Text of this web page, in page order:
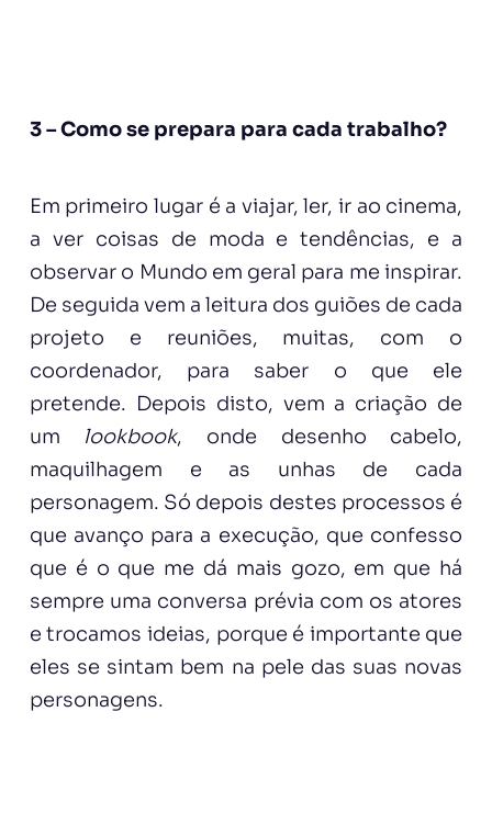
3 – Como se prepara para cada trabalho?
Em primeiro lugar é a viajar, ler, ir ao cinema,
a ver coisas de moda e tendências, e a
observar o Mundo em geral para me inspirar.
De seguida vem a leitura dos guiões de cada
projeto e reuniões, muitas, com o
coordenador, para saber o que ele
pretende. Depois disto, vem a criação de
um lookbook, onde desenho cabelo,
maquilhagem e as unhas de cada
personagem. Só depois destes processos é
que avanço para a execução, que confesso
que é o que me dá mais gozo, em que há
sempre uma conversa prévia com os atores
e trocamos ideias, porque é importante que
eles se sintam bem na pele das suas novas
personagens.